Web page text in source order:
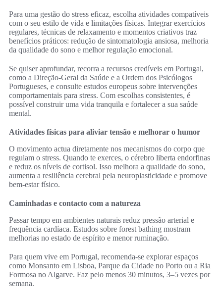
Para uma gestão do stress eficaz, escolha atividades compatíveis
com o seu estilo de vida e limitações físicas. Integrar exercícios
regulares, técnicas de relaxamento e momentos criativos traz
benefícios práticos: redução de sintomatologia ansiosa, melhoria
da qualidade do sono e melhor regulação emocional.
Se quiser aprofundar, recorra a recursos credíveis em Portugal,
como a Direção‑Geral da Saúde e a Ordem dos Psicólogos
Portugueses, e consulte estudos europeus sobre intervenções
comportamentais para stress. Com escolhas consistentes, é
possível construir uma vida tranquila e fortalecer a sua saúde
mental.
Atividades físicas para aliviar tensão e melhorar o humor
O movimento actua diretamente nos mecanismos do corpo que
regulam o stress. Quando te exerces, o cérebro liberta endorfinas
e reduz os níveis de cortisol. Isso melhora a qualidade do sono,
aumenta a resiliência cerebral pela neuroplasticidade e promove
bem‑estar físico.
Caminhadas e contacto com a natureza
Passar tempo em ambientes naturais reduz pressão arterial e
frequência cardíaca. Estudos sobre forest bathing mostram
melhorias no estado de espírito e menor ruminação.
Para quem vive em Portugal, recomenda‑se explorar espaços
como Monsanto em Lisboa, Parque da Cidade no Porto ou a Ria
Formosa no Algarve. Faz pelo menos 30 minutos, 3–5 vezes por
semana.